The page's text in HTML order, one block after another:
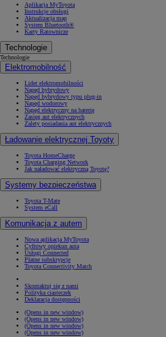
Aplikacja MyToyota
Instrukcje obsługi
Aktualizacja map
System Bluetooth®
Karty Ratownicze
Technologie
Technologie
Elektromobilność
Lider elektromobilności
Napęd hybrydowy
Napęd hybrydowy typu plug-in
Napęd wodorowy
Napęd elektryczny na baterię
Zasięg aut elektrycznych
Zalety posiadania aut elektrycznych
Ładowanie elektrycznej Toyoty
Toyota HomeCharge
Toyota Charging Network
Jak naładować elektryczną Toyotę?
Systemy bezpieczeństwa
Toyota T-Mate
System eCall
Komunikacja z autem
Nowa aplikacja MyToyota
Cyfrowy opiekun auta
Usługi Connected
Płatne subskrypcje
Toyota Connectivity Match
Skontaktuj się z nami
Polityka ciasteczek
Deklaracja dostępności
(Opens in new window)
(Opens in new window)
(Opens in new window)
(Opens in new window)